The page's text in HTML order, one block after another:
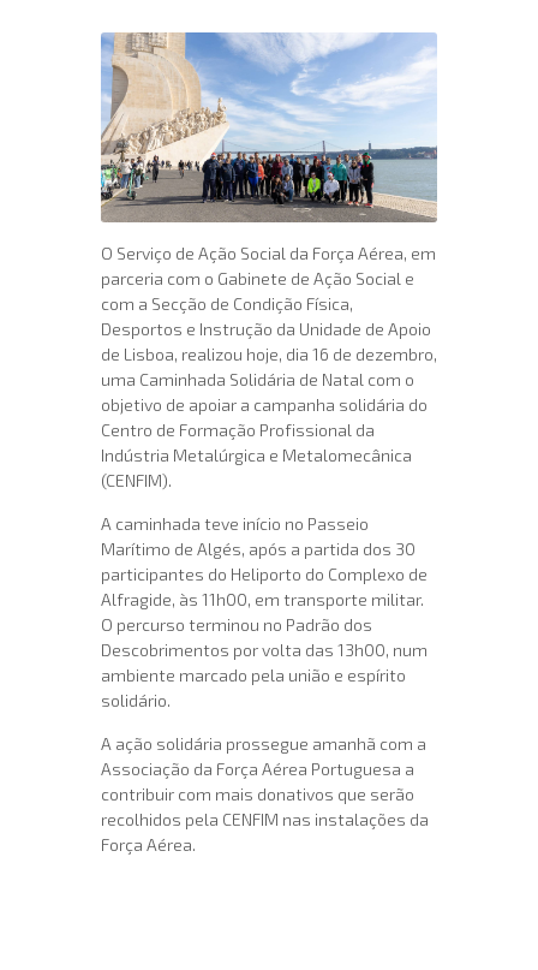
O Serviço de Ação Social da Força Aérea, em
parceria com o Gabinete de Ação Social e
com a Secção de Condição Física,
Desportos e Instrução da Unidade de Apoio
de Lisboa, realizou hoje, dia 16 de dezembro,
uma Caminhada Solidária de Natal com o
objetivo de apoiar a campanha solidária do
Centro de Formação Profissional da
Indústria Metalúrgica e Metalomecânica
(CENFIM).
A caminhada teve início no Passeio
Marítimo de Algés, após a partida dos 30
participantes do Heliporto do Complexo de
Alfragide, às 11h00, em transporte militar.
O percurso terminou no Padrão dos
Descobrimentos por volta das 13h00, num
ambiente marcado pela união e espírito
solidário.
A ação solidária prossegue amanhã com a
Associação da Força Aérea Portuguesa a
contribuir com mais donativos que serão
recolhidos pela CENFIM nas instalações da
Força Aérea.